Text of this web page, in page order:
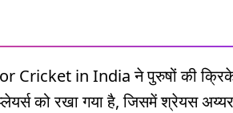
Cricket in India ने पुरुषों की
को रखा गया है, जिसमें श्रेयस